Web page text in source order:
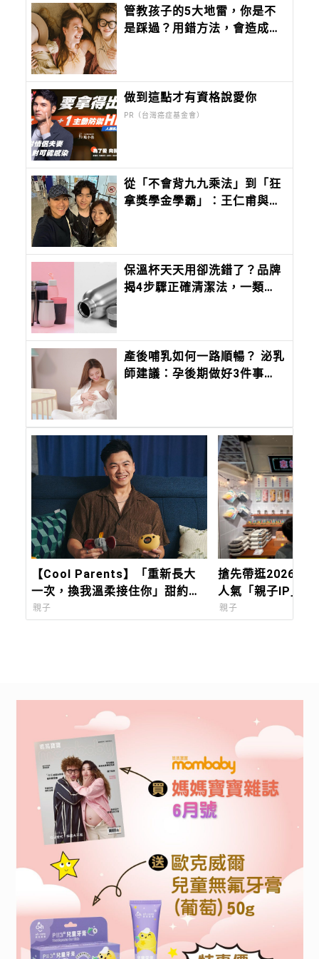
管教孩子的5大地雷，你是不
是踩過？用錯方法，會造成孩
做到這點才有資格說愛你
PR（台灣癌症基金會）
從「不會背九九乘法」到「狂
拿獎學金學霸」：王仁甫與季
保溫杯天天用卻洗錯了？品牌
揭4步驟正確清潔法，一類刷
產後哺乳如何一路順暢？ 泌乳
師建議：孕後期做好3件事，
【Cool Parents】「重新長大
一次，換我溫柔接住你」甜約翰
Sweet john主唱浚瑋：Pixsee
親子
搶先帶逛2026台
人氣「親子IP」與
創」，會讓孩子快
親子